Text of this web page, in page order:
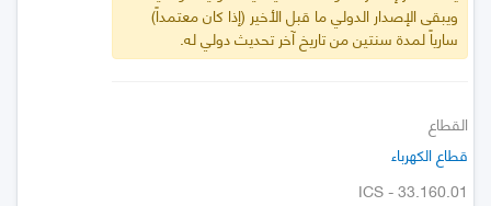
ويبقى الإصدار الدولي ما قبل الأخير (إذا كان معتمداً)
سارياً لمدة سنتين من تاريخ آخر تحديث دولي له.
القطاع
قطاع الكهرباء
ICS - 33.160.01